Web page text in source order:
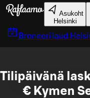
Liigu peamise sisu
Asukoht
Helsinki
Broneeri laud
Tilipäivänä
€ Kymen